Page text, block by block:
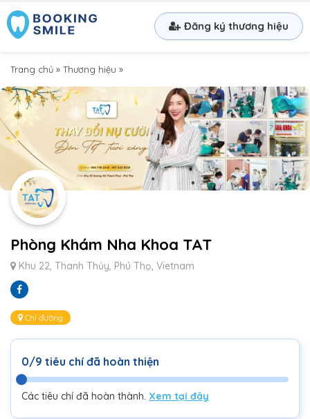
Đăng ký thương hiệu
Trang chủ » Thương hiệu »
Phòng Khám Nha Khoa TAT
Khu 22, Thanh Thủy, Phú Thọ, Vietnam
Chỉ đường
0/9 tiêu chí đã hoàn thiện
Các tiêu chí đã hoàn thành. Xem tại đây